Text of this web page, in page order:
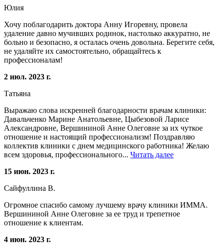
Юлия
Хочу поблагодарить доктора Анну Игоревну, провела
удаление давно мучивших родинок, настолько аккуратно, не
больно и безопасно, я осталась очень довольна. Берегите себя,
не удаляйте их самостоятельно, обращайтесь к
профессионалам!
2 июл. 2023 г.
Татьяна
Выражаю слова искренней благодарности врачам клиники:
Давальченко Марине Анатольевне, Цыбезовой Ларисе
Александровне, Вершининой Анне Олеговне за их чуткое
отношение и настоящий профессионализм! Поздравляю
коллектив клиники с днем медицинского работника! Желаю
всем здоровья, профессионального... Читать далее
15 июн. 2023 г.
Сайфуллина В.
Огромное спасибо самому лучшему врачу клиники ИММА.
Вершининой Анне Олеговне за ее труд и трепетное
отношение к клиентам.
4 июн. 2023 г.